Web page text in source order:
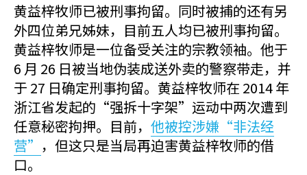
黄益梓牧师已被刑事拘留。同时被捕的还有另
外四位弟兄姊妹，目前五人均已被刑事拘留。
黄益梓牧师是一位备受关注的宗教领袖。他于
6 月 26 日被当地伪装成送外卖的警察带走，并
于 27 日确定刑事拘留。黄益梓牧师在 2014 年
浙江省发起的“强拆十字架”运动中两次遭到
任意秘密拘押。目前， 他被控涉嫌“非法经
营” ，但这只是当局再迫害黄益梓牧师的借
口。